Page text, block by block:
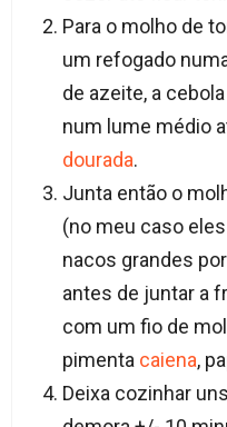
Para o molho de
um refogado
de azeite, a
num lume médio
dourada.
Junta então o
(no meu caso
nacos grandes
antes de juntar a
com um fio de
pimenta caiena,
Deixa cozinhar